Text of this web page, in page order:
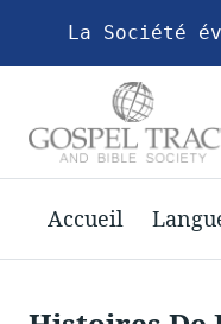
La Société
Accueil